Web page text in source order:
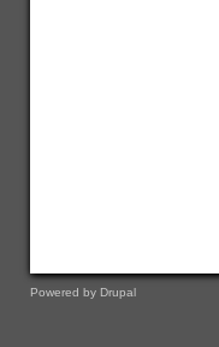
Powered by Drupal